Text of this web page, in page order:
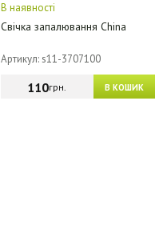
В наявності
Свічка запалювання China
Артикул: s11-3707100
В КОШИК
110грн.